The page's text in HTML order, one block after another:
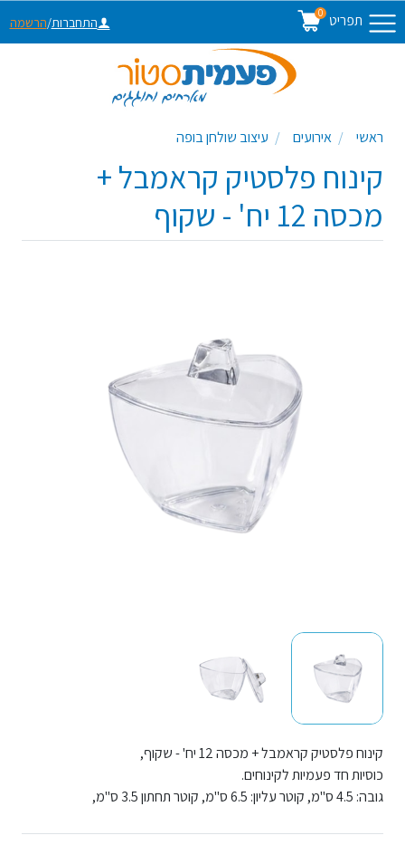
תפריט 0
התחברות/הרשמה
ראשי אירועים עיצוב שולחן בופה
קינוח פלסטיק קראמבל +
מכסה 12 יח' - שקוף
קינוח פלסטיק קראמבל + מכסה 12 יח' - שקוף,
כוסיות חד פעמיות לקינוחים.
גובה: 4.5 ס"מ, קוטר עליון: 6.5 ס"מ, קוטר תחתון 3.5 ס"מ,